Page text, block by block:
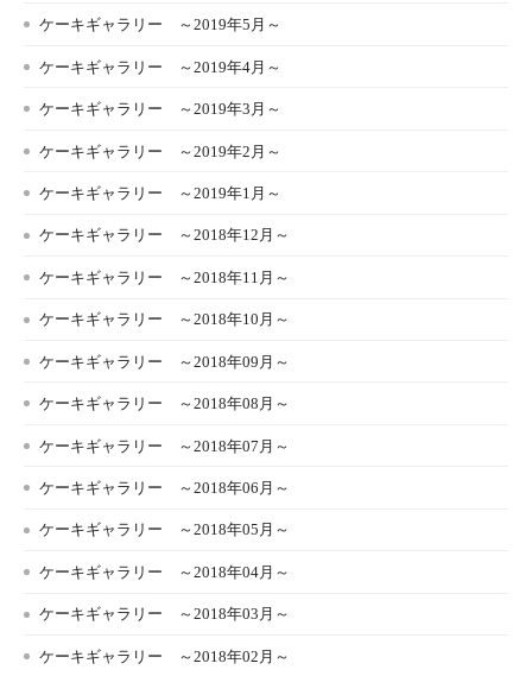
ケーキギャラリー ～2019年5月～
ケーキギャラリー ～2019年4月～
ケーキギャラリー ～2019年3月～
ケーキギャラリー ～2019年2月～
ケーキギャラリー ～2019年1月～
ケーキギャラリー ～2018年12月～
ケーキギャラリー ～2018年11月～
ケーキギャラリー ～2018年10月～
ケーキギャラリー ～2018年09月～
ケーキギャラリー ～2018年08月～
ケーキギャラリー ～2018年07月～
ケーキギャラリー ～2018年06月～
ケーキギャラリー ～2018年05月～
ケーキギャラリー ～2018年04月～
ケーキギャラリー ～2018年03月～
ケーキギャラリー ～2018年02月～